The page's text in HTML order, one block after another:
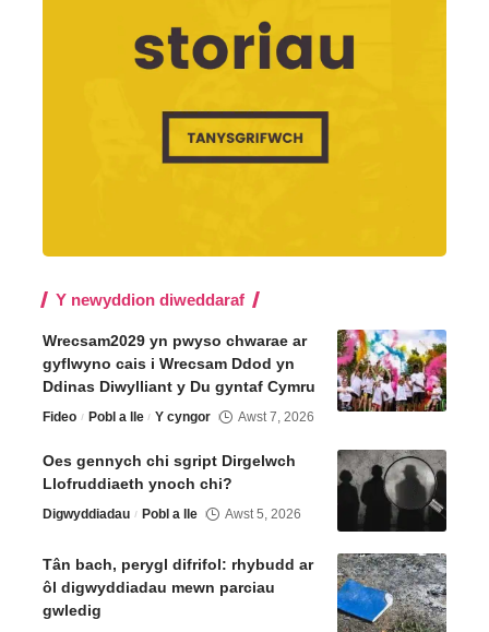
Y newyddion diweddaraf
Wrecsam2029 yn pwyso chwarae ar
gyflwyno cais i Wrecsam Ddod yn
Ddinas Diwylliant y Du gyntaf Cymru
Fideo Pobl a lle Y cyngor Awst 7, 2026
Oes gennych chi sgript Dirgelwch
Llofruddiaeth ynoch chi?
Digwyddiadau Pobl a lle Awst 5, 2026
Tân bach, perygl difrifol: rhybudd ar
ôl digwyddiadau mewn parciau
gwledig